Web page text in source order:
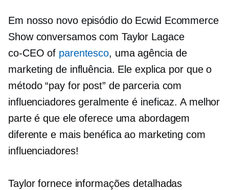
Em nosso novo episódio do Ecwid Ecommerce
Show conversamos com Taylor Lagace
co-CEO of parentesco, uma agência de
marketing de influência. Ele explica por que o
método “pay for post” de parceria com
influenciadores geralmente é ineficaz. A melhor
parte é que ele oferece uma abordagem
diferente e mais benéfica ao marketing com
influenciadores!
Taylor fornece informações detalhadas